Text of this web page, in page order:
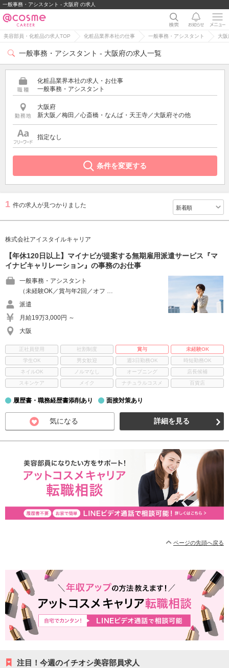
一般事務・アシスタント - 大阪府 の求人
美容部員・化粧品の求人TOP 化粧品業界本社の仕事 一般事務・アシスタント 大阪
一般事務・アシスタント - 大阪府の求人一覧
化粧品業界本社の求人・お仕事
一般事務・アシスタント
大阪府
新大阪／梅田／心斎橋・なんば・天王寺／大阪府その他
指定なし
条件を変更する
1 件の求人が見つかりました
株式会社アイスタイルキャリア
【年休120日以上】マイナビが提案する無期雇用派遣サービス『マ
イナビキャリレーション』の事務のお仕事
一般事務・アシスタント
（未経験OK／賞与年2回／オフ …
派遣
月給19万3,000円 ～
大阪
正社員登用 社割制度 賞与
未経験OK
学生OK
男女歓迎 週3日勤務OK
時短勤務OK
ネイルOK
ノルマなし オープニング
店長候補
スキンケア
メイク ナチュラルコスメ 百貨店
履歴書・職務経歴書添削あり 面接対策あり
気になる 詳細を見る
ページの先頭へ戻る
注目！今週のイチオシ美容部員求人